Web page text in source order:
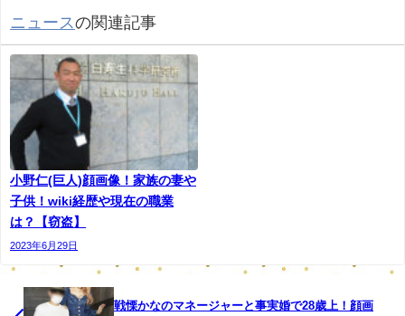
警察によりますと現行犯逮捕されたのは、玉城町の
老舗醤油会社「西村商店」の社長・西村武雅容疑者
(72)です。
西村容疑者は5月31日午後4時過ぎ、玉城町内のスー
パーでヨーグルトなど食料品4点を万引きした上、声
を掛けてきた警備員の男性(64)の顔を殴るなどし、
軽傷を負わせた強盗致傷の疑いです。
通報を受け、駆け付けた警察官が西村容疑者をその
場で逮捕しました。
調べに対し西村容疑者は容疑を認め、「衝動的にこ
ニュースの関連記事
小野仁(巨人)顔画像！家族の妻や
子供！wiki経歴や現在の職業
は？【窃盗】
2023年6月29日
戦慄かなのマネージャーと事実婚で28歳上！顔画